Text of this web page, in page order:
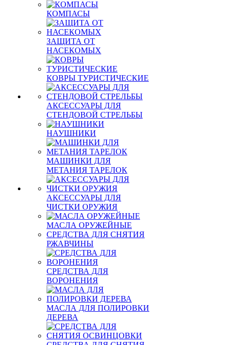
КОМПАСЫ
ЗАЩИТА ОТ
НАСЕКОМЫХ
КОВРЫ ТУРИСТИЧЕСКИЕ
АКСЕССУАРЫ ДЛЯ
СТЕНДОВОЙ СТРЕЛЬБЫ
НАУШНИКИ
МАШИНКИ ДЛЯ
МЕТАНИЯ ТАРЕЛОК
АКСЕССУАРЫ ДЛЯ
ЧИСТКИ ОРУЖИЯ
МАСЛА ОРУЖЕЙНЫЕ
СРЕДСТВА ДЛЯ СНЯТИЯ
РЖАВЧИНЫ
СРЕДСТВА ДЛЯ
ВОРОНЕНИЯ
МАСЛА ДЛЯ ПОЛИРОВКИ
ДЕРЕВА